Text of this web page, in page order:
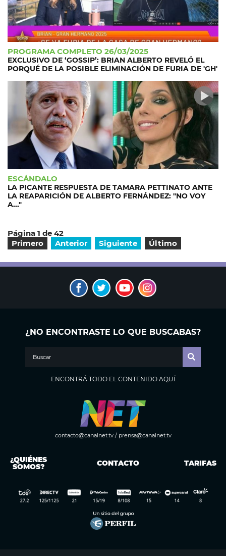
PROGRAMA COMPLETO 26/03/2025
EXCLUSIVO DE ‘GOSSIP’: BRIAN ALBERTO REVELÓ EL
PORQUÉ DE LA POSIBLE ELIMINACIÓN DE FURIA DE 'GH'
ESCÁNDALO
LA PICANTE RESPUESTA DE TAMARA PETTINATO ANTE
LA REAPARICIÓN DE ALBERTO FERNÁNDEZ: "NO VOY
A..."
Página 1 de 42
Primero
Anterior Siguiente Último
¿NO ENCONTRASTE LO QUE BUSCABAS?
ENCONTRÁ TODO EL CONTENIDO AQUÍ
contacto@canalnet.tv/ prensa@canalnet.tv
¿QUIÉNES
SOMOS? CONTACTO TARIFAS